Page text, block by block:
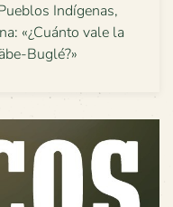
Indígenas,
«¿Cuánto vale la
Buglé?»